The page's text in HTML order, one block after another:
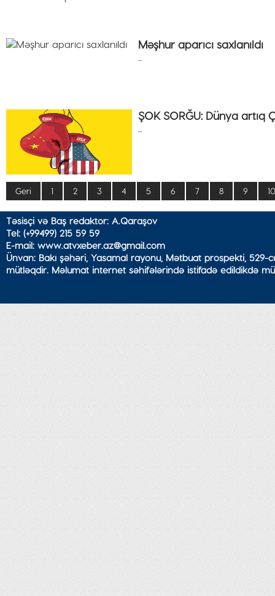
Məşhur aparıcı saxlanıldı
ŞOK SORĞU: Dünya
Geri 1 2 3 4 5 6 7 8 9 10
Təsisçi və Baş redaktor: A.Qaraşov
Tel: (+99499) 215 59 59
E-mail: www.atvxeber.az@gmail.com
Ünvan: Bakı şəhəri, Yasamal rayonu, Mətbuat prospekti,
mütləqdir. Məlumat internet səhifələrində istifadə edildikdə